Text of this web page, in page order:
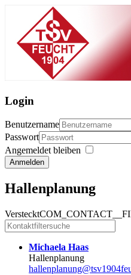
Login
Benutzername
Passwort
Angemeldet bleiben
Anmelden
Hallenplanung
Versteckt
Michaela Haas
Hallenplanung